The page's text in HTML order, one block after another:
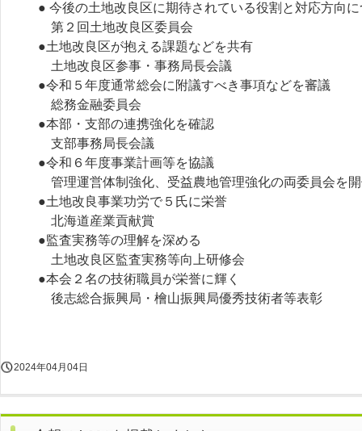
● 今後の土地改良区に期待されている役割と対応方向
第２回土地改良区委員会
●土地改良区が抱える課題などを共有
土地改良区参事・事務局長会議
●令和５年度通常総会に附議すべき事項などを審議
総務金融委員会
●本部・支部の連携強化を確認
支部事務局長会議
●令和６年度事業計画等を協議
管理運営体制強化、受益農地管理強化の両委員会を
●土地改良事業功労で５氏に栄誉
北海道産業貢献賞
●監査実務等の理解を深める
土地改良区監査実務等向上研修会
●本会２名の技術職員が栄誉に輝く
後志総合振興局・檜山振興局優秀技術者等表彰
2024年04月04日